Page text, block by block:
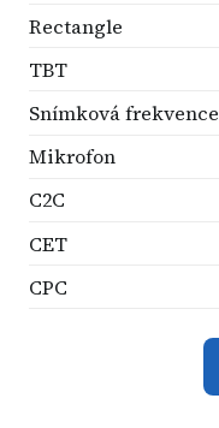
Rectangle
TBT
Snímková frekvence
Mikrofon
C2C
CET
CPC